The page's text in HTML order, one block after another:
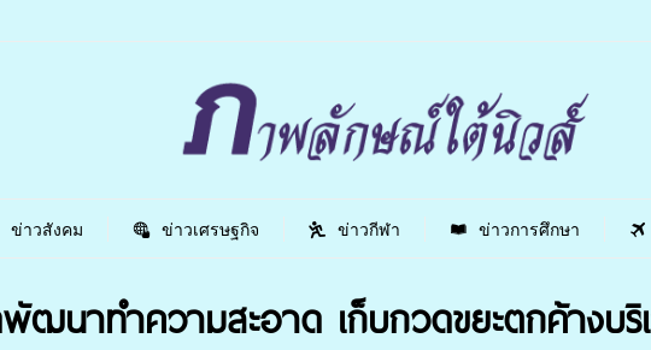
ข่าวสังคม ข่าวเศรษฐกิจ ข่าวกีฬา ข่าวการศึกษา
ฒนาทำความสะอาด เก็บกวดขยะตกค้างบ